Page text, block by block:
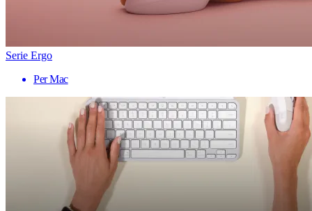
Serie Ergo
Per Mac